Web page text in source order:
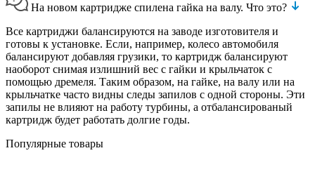
На новом картридже спилена гайка на валу. Что это?
Все картриджи балансируются на заводе изготовителя и
готовы к установке. Если, например, колесо автомобиля
балансируют добавляя грузики, то картридж балансируют
наоборот снимая излишний вес с гайки и крыльчаток с
помощью дремеля. Таким образом, на гайке, на валу или на
крыльчатке часто видны следы запилов с одной стороны. Эти
запилы не влияют на работу турбины, а отбалансированый
картридж будет работать долгие годы.
Популярные товары